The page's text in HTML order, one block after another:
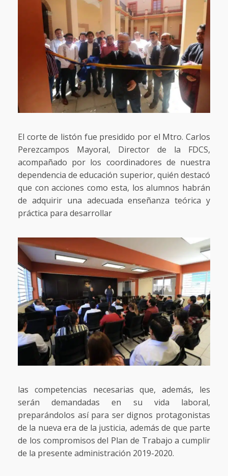
El corte de listón fue presidido por el Mtro. Carlos
Perezcampos Mayoral, Director de la FDCS,
acompañado por los coordinadores de nuestra
dependencia de educación superior, quién destacó
que con acciones como esta, los alumnos habrán
de adquirir una adecuada enseñanza teórica y
práctica para desarrollar
las competencias necesarias que, además, les
serán demandadas en su vida laboral,
preparándolos así para ser dignos protagonistas
de la nueva era de la justicia, además de que parte
de los compromisos del Plan de Trabajo a cumplir
de la presente administración 2019-2020.